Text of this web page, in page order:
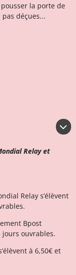
la porte de
déçues...
Relay et
Relay s’élèvent
Bpost
jours ouvrables.
à 6,50€ et